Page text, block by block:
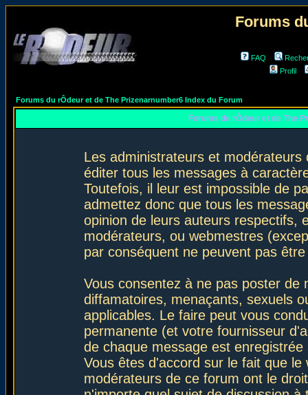
Forums
FAQ
Profil
Forums du rÔdeur et de The Prizenarnumber6 Index du Forum
Forums du rÔdeur et de The
Les administrateurs et
éditer tous les messages à
Toutefois, il leur est impossible de
admettez donc que tous les
opinion de leurs auteurs respectifs,
modérateurs, ou webmestres
par conséquent ne peuvent pas
Vous consentez à ne pas poster de
diffamatoires, menaçants, sexuels
applicables. Le faire peut vous
permanente (et votre fournisseur
de chaque message est
Vous êtes d'accord sur le fait que
modérateurs de ce forum ont le